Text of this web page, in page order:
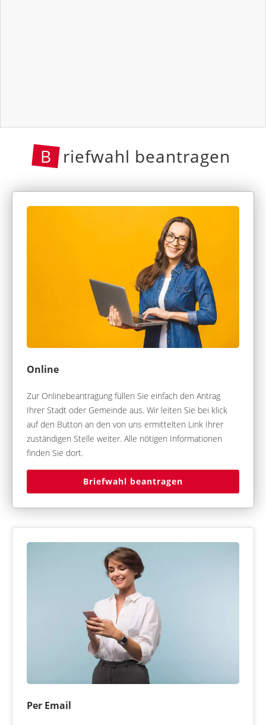
B riefwahl beantragen
Online
Zur Onlinebeantragung füllen Sie einfach den Antrag
Ihrer Stadt oder Gemeinde aus. Wir leiten Sie bei klick
auf den Button an den von uns ermittelten Link Ihrer
zuständigen Stelle weiter. Alle nötigen Informationen
finden Sie dort.
Briefwahl beantragen
Per Email